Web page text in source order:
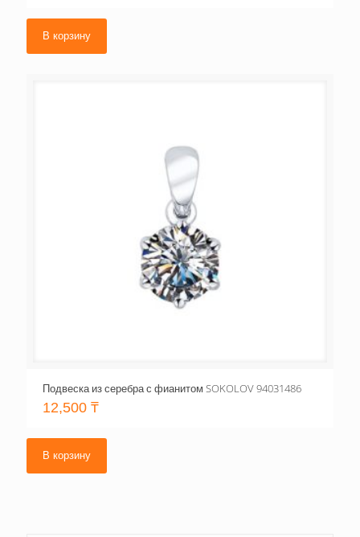
В корзину
Подвеска из серебра с фианитом SOKOLOV 94031486
12,500 ₸
В корзину